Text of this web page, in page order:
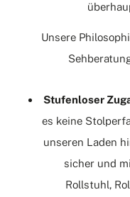
Unsere
Stufenloser
es keine
unseren Laden
sicher und
Rollstuhl,